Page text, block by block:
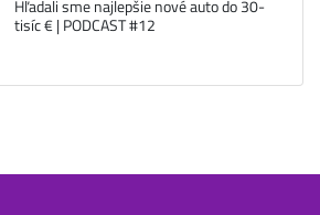
Hľadali sme najlepšie nové auto do 30-
tisíc € | PODCAST #12